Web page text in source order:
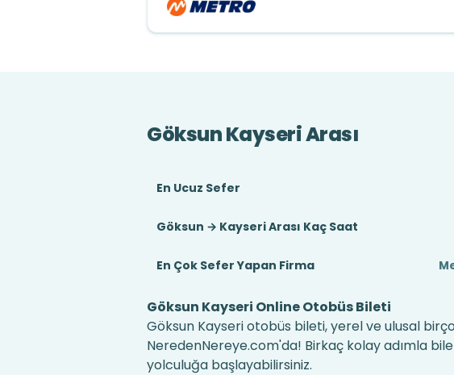
Göksun Kayseri Arası
En Ucuz Sefer
Göksun → Kayseri Arası Kaç Saat
En Çok Sefer Yapan Firma
Göksun Kayseri Online Otobüs Bileti
Göksun Kayseri otobüs bileti, yerel ve ulusal
NeredenNereye.com'da! Birkaç kolay adımla
yolculuğa başlayabilirsiniz.